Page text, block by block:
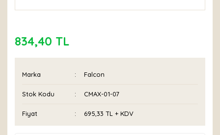
834,40 TL
Marka Falcon
Stok Kodu CMAX-01-07
Fiyat 695,33 TL + KDV